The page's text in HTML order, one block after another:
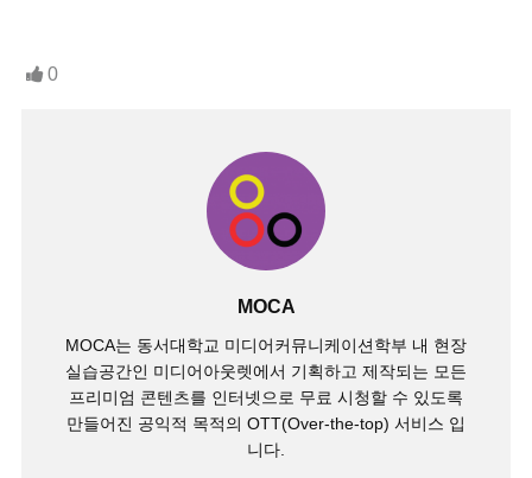
0
MOCA
MOCA는 동서대학교 미디어커뮤니케이션학부 내 현장
실습공간인 미디어아웃렛에서 기획하고 제작되는 모든
프리미엄 콘텐츠를 인터넷으로 무료 시청할 수 있도록
만들어진 공익적 목적의 OTT(Over-the-top) 서비스 입
니다.